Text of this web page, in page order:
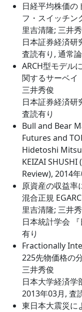
日経平均株価
フ・スイッチン
里吉清隆; 三井
日本証券経済研
査読有り, 通常
ARCH型モデル
関するサーベイ
三井秀俊
日本証券経済研
査読有り
Bull and Bear
Futures and
Hidetoshi
KEIZAI
Review), 2014
原資産の収益
混合正規
里吉清隆; 三井
日本統計学会
有り
Fractionally
225先物価格の分
三井秀俊
日本大学経済学
2013年03月, 査
東日本大震災に